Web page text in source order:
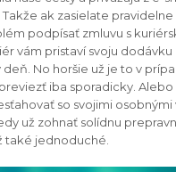
ak zasielate pravidelne
podpísať zmluvu s
vám pristaví svoju dodávku
No horšie už je to v
iba sporadicky. Alebo
so svojimi osobnými
už zohnať solídnu
také jednoduché.